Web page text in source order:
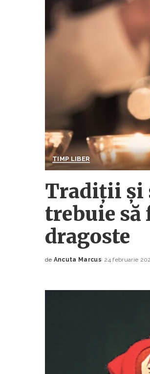
TIMP LIBER
Tradiții și
trebuie să
dragoste
de Ancuta Marcus 24 februarie